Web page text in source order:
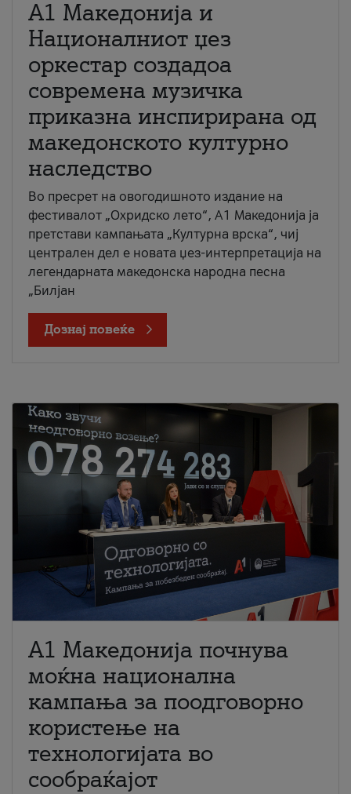
А1 Македонија и
Националниот џез
оркестар создадоа
современа музичка
приказна инспирирана од
македонското културно
наследство
Во пресрет на овогодишното издание на
фестивалот „Охридско лето“, А1 Македонија ја
претстави кампањата „Културна врска“, чиј
централен дел е новата џез-интерпретација на
легендарната македонска народна песна
„Билјан
Дознај повеќе
A1 Македонија почнува
моќна национална
кампања за поодговорно
користење на
технологијата во
сообраќајот